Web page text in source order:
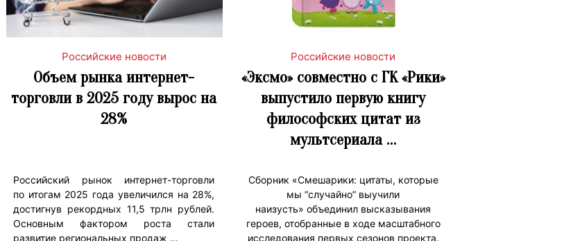
Российские новости
Объем рынка интернет-
торговли в 2025 году вырос на
28%
Российский рынок интернет-торговли
по итогам 2025 года увеличился на 28%,
достигнув рекордных 11,5 трлн рублей.
Основным фактором роста стали
развитие региональных продаж …
Российские новости
«Эксмо» совместно с ГК «Рики»
выпустило первую книгу
философских цитат из
мультсериала …
Сборник «Смешарики: цитаты, которые
мы “случайно” выучили
наизусть» объединил высказывания
героев, отобранные в ходе масштабного
исследования первых сезонов проекта.